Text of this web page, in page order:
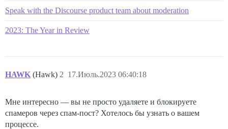
Speak with the Discourse product team about moderation
2023: The Year in Review
HAWK (Hawk) 17.Июль.2023 06:40:18
2
Мне интересно — вы не просто удаляете и блокируете
спамеров через спам-пост? Хотелось бы узнать о вашем
процессе.